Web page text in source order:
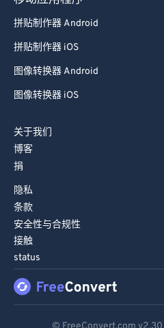
拼贴制作器 Android
拼贴制作器 iOS
图像转换器 Android
图像转换器 iOS
关于我们
博客
捐
隐私
条款
安全性与合规性
接触
status